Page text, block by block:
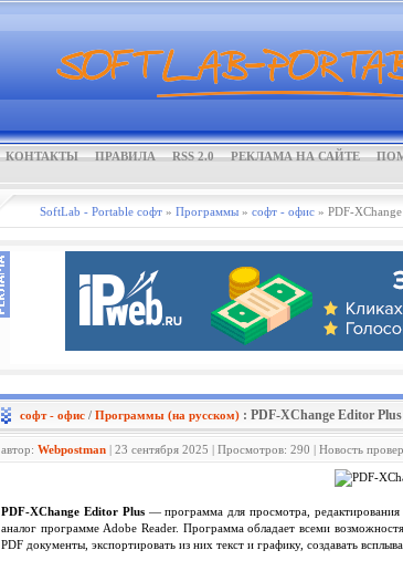
КОНТАКТЫ ПРАВИЛА RSS 2.0 РЕКЛАМА НА САЙТЕ
SoftLab - Portable софт » Программы » софт - офис » PDF-
софт - офис / Программы (на русском) : PDF-XChange Editor
автор: Webpostman | 23 сентября 2025 | Просмотров: 290 | Новость
PDF-XChange Editor Plus— программа для просмотра, редактирования
аналог программе Adobe Reader. Программа обладает всеми
PDF документы, экспортировать из них текст и графику, создавать